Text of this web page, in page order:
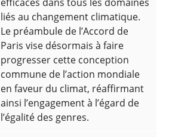
efficaces dans tous les domaines
liés au changement climatique.
Le préambule de l’Accord de
Paris vise désormais à faire
progresser cette conception
commune de l’action mondiale
en faveur du climat, réaffirmant
ainsi l’engagement à l’égard de
l’égalité des genres.